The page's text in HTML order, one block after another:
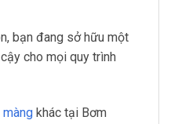
bạn đang sở hữu một
cho mọi quy trình
màng khác tại Bơm